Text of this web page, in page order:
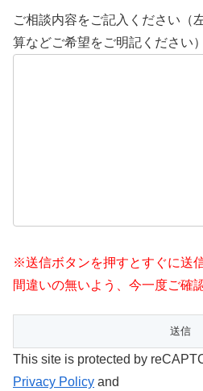
ご相談内容をご記入ください（
算などご希望をご明記ください）
※送信ボタンを押すとすぐに送
間違いの無いよう、今一度ご確
This site is protected by
Privacy Policy and